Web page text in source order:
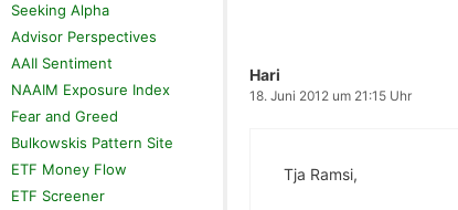
Hari
18. Juni 2012 um 21:15 Uhr
Tja Ramsi,
Seeking Alpha
Advisor Perspectives
AAII Sentiment
NAAIM Exposure Index
Fear and Greed
Bulkowskis Pattern Site
ETF Money Flow
ETF Screener